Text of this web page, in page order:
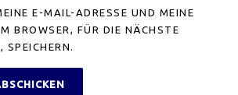
E-MAIL-ADRESSE UND MEINE
BROWSER, FÜR DIE NÄCHSTE